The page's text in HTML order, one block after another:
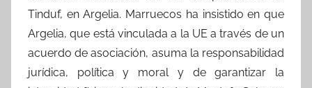
Tinduf, en Argelia. Marruecos ha insistido en que
Argelia, que está vinculada a la UE a través de un
acuerdo de asociación, asuma la responsabilidad
jurídica, política y moral y de garantizar la